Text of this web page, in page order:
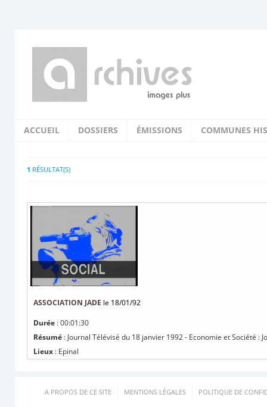
ACCUEIL DOSSIERS ÉMISSIONS COMMUNES
1 RÉSULTAT(S)
ASSOCIATION JADE le 18/01/92
Durée : 00:01:30
Résumé : Journal Télévisé du 18 janvier 1992 - Economie et Société :
Lieux : Epinal
A PROPOS DE CE SITE MENTIONS LÉGALES POLITIQUE DE